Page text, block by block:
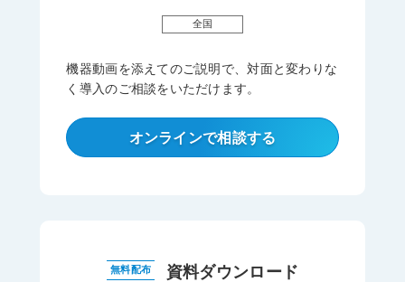
全国
機器動画を添えてのご説明で、対面と変わりな
く導入のご相談をいただけます。
オンラインで相談する
無料配布 資料ダウンロード